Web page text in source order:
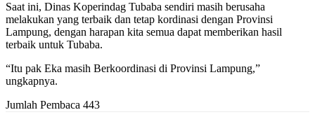
Saat ini, Dinas Koperindag Tubaba sendiri masih berusaha
melakukan yang terbaik dan tetap kordinasi dengan Provinsi
Lampung, dengan harapan kita semua dapat memberikan hasil
terbaik untuk Tubaba.
“Itu pak Eka masih Berkoordinasi di Provinsi Lampung,”
ungkapnya.
Jumlah Pembaca 443